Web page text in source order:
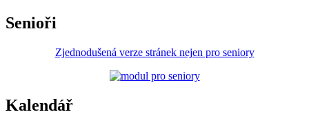
Senioři
Zjednodušená verze stránek nejen pro seniory
Kalendář